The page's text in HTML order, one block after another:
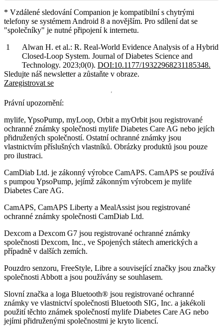
* Vzdálené sledování Companion je kompatibilní s chytrými
telefony se systémem Android 8 a novějším. Pro sdílení dat se
"společníky" je nutné připojení k internetu.
Alwan H. et al.: R. Real-World Evidence Analysis of a Hybrid
Closed-Loop System. Journal of Diabetes Science and
Technology. 2023;0(0). DOI:10.1177/19322968231185348.
Sledujte náš newsletter a zůstaňte v obraze.
Zaregistrovat se
Právní upozornění:
mylife, YpsoPump, myLoop, Orbit a myOrbit jsou registrované
ochranné známky společnosti mylife Diabetes Care AG nebo jejích
přidružených společností. Ostatní ochranné známky jsou
vlastnictvím příslušných vlastníků. Obrázky produktů jsou pouze
pro ilustraci.
CamDiab Ltd. je zákonný výrobce CamAPS. CamAPS se používá
s pumpou YpsoPump, jejímž zákonným výrobcem je mylife
Diabetes Care AG.
CamAPS, CamAPS Liberty a MealAssist jsou registrované
ochranné známky společnosti CamDiab Ltd.
Dexcom a Dexcom G7 jsou registrované ochranné známky
společnosti Dexcom, Inc., ve Spojených státech amerických a
případně v dalších zemích.
Pouzdro senzoru, FreeStyle, Libre a související značky jsou značky
společnosti Abbott a jsou používány se souhlasem.
Slovní značka a loga Bluetooth® jsou registrované ochranné
známky ve vlastnictví společnosti Bluetooth SIG, Inc. a jakékoli
použití těchto známek společností mylife Diabetes Care AG nebo
jejími přidruženými společnostmi je kryto licencí.